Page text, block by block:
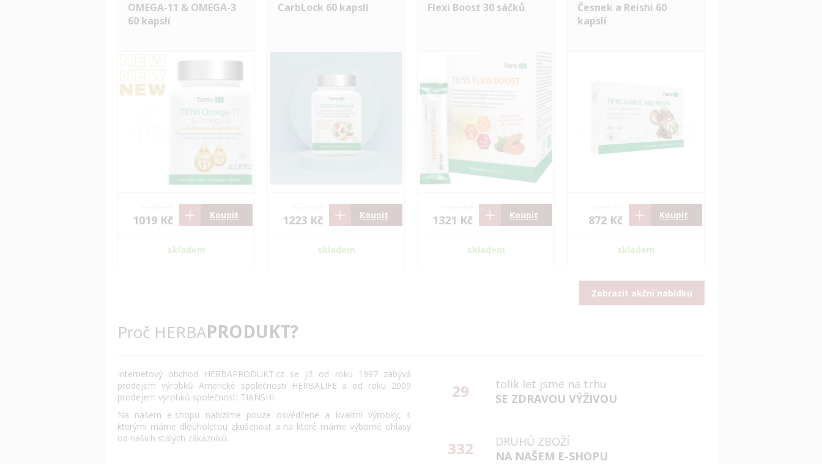
OMEGA-11 & OMEGA-3
60 kapslí
1019 Kč Koupit
skladem
CarbLock 60 kapslí
1223 Kč Koupit
skladem
Flexi Boost 30 sáčků
1321 Kč Koupit
skladem
Česnek a Reishi 60
kapslí
872 Kč Koupit
skladem
Zobrazit akční nabídku
Proč HERBAPRODUKT?
Internetový obchod HERBAPRODUKT.cz se již od roku 1997 zabývá
prodejem výrobků Americké společnosti HERBALIFE a od roku 2009
prodejem výrobků společnosti TIANSHI.
Na našem e-shopu nabízíme pouze osvědčené a kvalitní výrobky, s
kterými máme dlouholetou zkušenost a na které máme výborné ohlasy
od našich stálých zákazníků.
29
tolik let jsme na trhu
SE ZDRAVOU VÝŽIVOU
332
DRUHŮ ZBOŽÍ
NA NAŠEM E-SHOPU